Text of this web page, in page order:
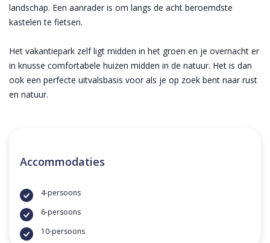
landschap. Een aanrader is om langs de acht beroemdste
kastelen te fietsen.
Het vakantiepark zelf ligt midden in het groen en je overnacht er
in knusse comfortabele huizen midden in de natuur. Het is dan
ook een perfecte uitvalsbasis voor als je op zoek bent naar rust
en natuur.
Accommodaties
4-persoons
6-persoons
10-persoons